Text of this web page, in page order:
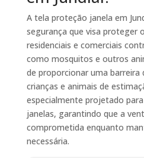
A tela proteção janela em
segurança que visa proteger
residenciais e comerciais
como mosquitos e outros
de proporcionar uma barreira
crianças e animais de
especialmente projetado
janelas, garantindo que a
comprometida enquanto
necessária.